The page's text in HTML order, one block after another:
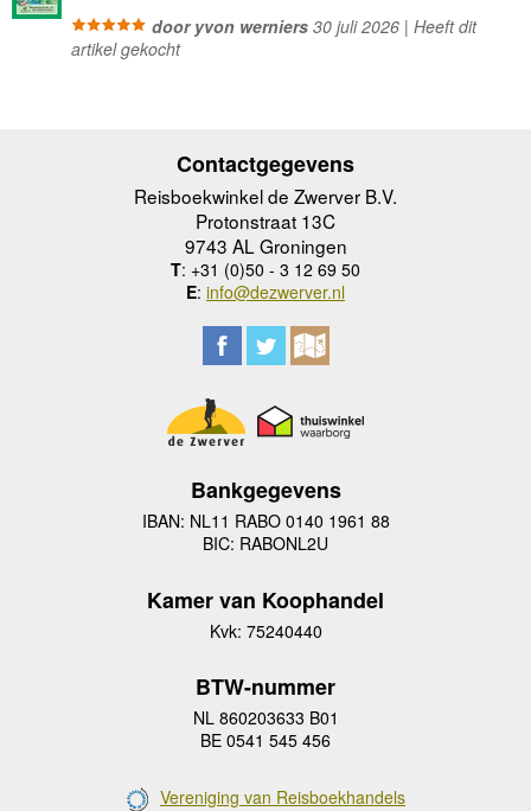
door yvon werniers30 juli 2026 | Heeft dit
artikel gekocht
Contactgegevens
Reisboekwinkel de Zwerver B.V.
Protonstraat 13C
9743 AL Groningen
T: +31 (0)50 - 3 12 69 50
E: info@dezwerver.nl
Bankgegevens
IBAN: NL11 RABO 0140 1961 88
BIC: RABONL2U
Kamer van Koophandel
Kvk: 75240440
BTW-nummer
NL 860203633 B01
BE 0541 545 456
Vereniging van Reisboekhandels